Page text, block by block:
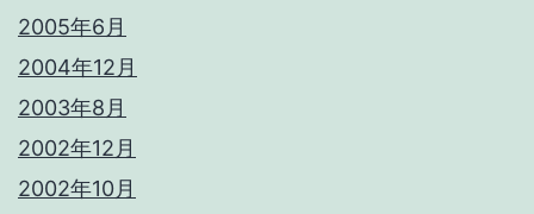
2005年6月
2004年12月
2003年8月
2002年12月
2002年10月